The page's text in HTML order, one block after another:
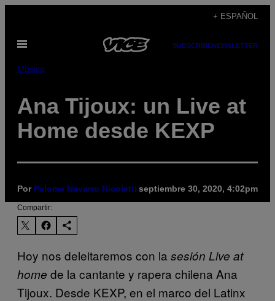
contenido
+ ESPAÑOL
Abrir
SUBSCRIBENEWSLETTER
Música
Ana Tijoux: un Live at
Home desde KEXP
Por Paloma Navarro Nicoletti septiembre 30, 2020, 4:02pm
Compartir:
Hoy nos deleitaremos con la sesión Live at
home de la cantante y rapera chilena Ana
Tijoux. Desde KEXP, en el marco del Latinx